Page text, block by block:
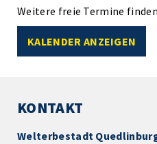
Weitere freie Termine
KALENDER ANZEIGEN
KONTAKT
Welterbestadt